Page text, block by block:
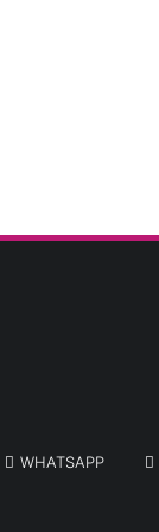
WHATSAPP